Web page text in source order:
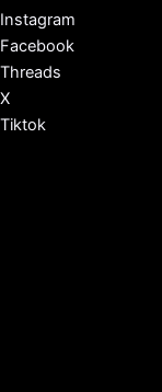
Instagram
Facebook
Threads
X
Tiktok